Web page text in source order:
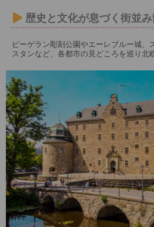
歴史と文化が息づく街並
ビーゲラン彫刻公園やエーレブルー城、
スタンなど、各都市の見どころを巡り北